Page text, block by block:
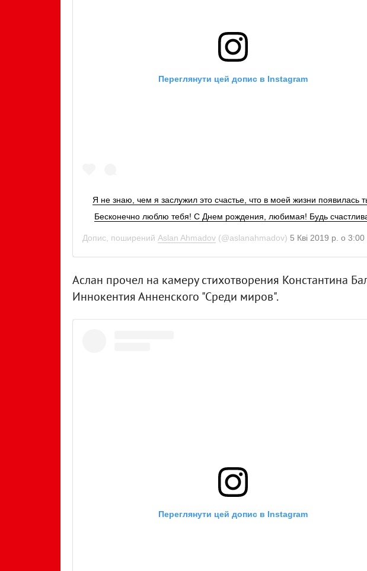
Переглянути цей допис в Instagram
Я не знаю, чем я заслужил это счастье, что в моей жизни появилась
Бесконечно люблю тебя! С Днем рождения, любимая! Будь
Допис, поширений Aslan Ahmadov (@aslanahmadov) 5 Кві 2019 р. о 3:00
Аслан прочел на камеру стихотворения Константина
Иннокентия Анненского "Среди миров".
Переглянути цей допис в Instagram